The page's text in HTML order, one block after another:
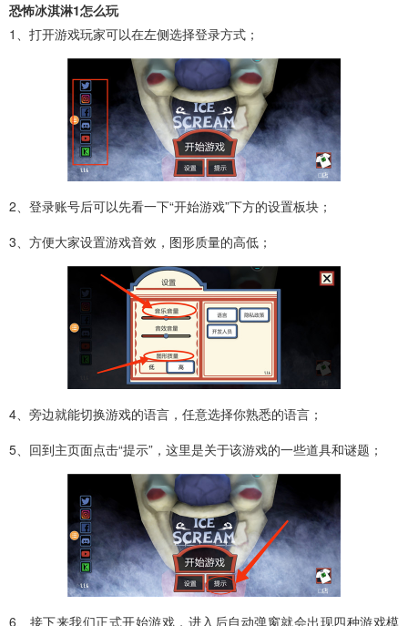
恐怖冰淇淋1怎么玩
1、打开游戏玩家可以在左侧选择登录方式；
2、登录账号后可以先看一下“开始游戏”下方的设置板块；
3、方便大家设置游戏音效，图形质量的高低；
4、旁边就能切换游戏的语言，任意选择你熟悉的语言；
5、回到主页面点击“提示”，这里是关于该游戏的一些道具和谜题；
6、接下来我们正式开始游戏，进入后自动弹窗就会出现四种游戏模